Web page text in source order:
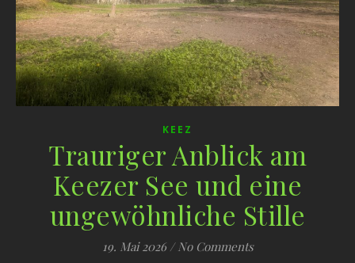
KEEZ
Trauriger Anblick am
Keezer See und eine
ungewöhnliche Stille
19. Mai 2026 / No Comments